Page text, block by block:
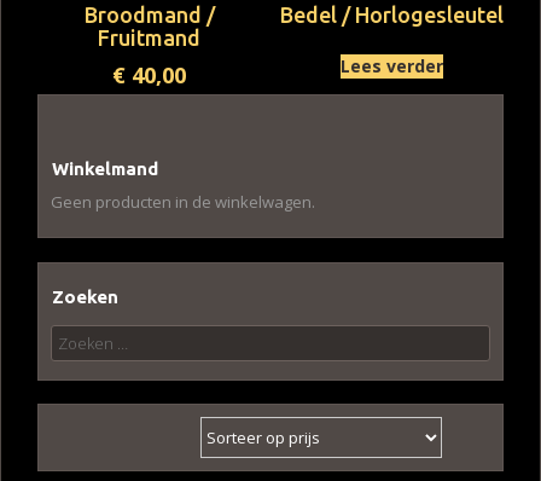
Broodmand /
Fruitmand
€ 40,00
Bedel / Horlogesleutel
Lees verder
Winkelmand
Geen producten in de winkelwagen.
Zoeken
Zoeken
naar: